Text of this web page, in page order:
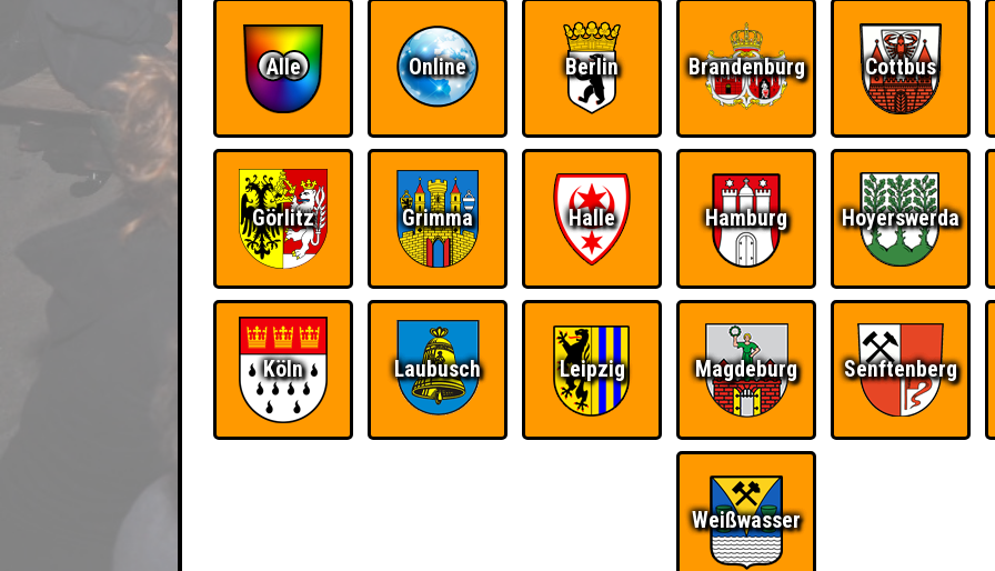
RESERVIERUNG
Alle Online Berlin Brandenburg Cottbus
Görlitz Grimma Halle Hamburg Hoyerswerda
Köln Laubusch Leipzig Magdeburg Senftenberg
Weißwasser